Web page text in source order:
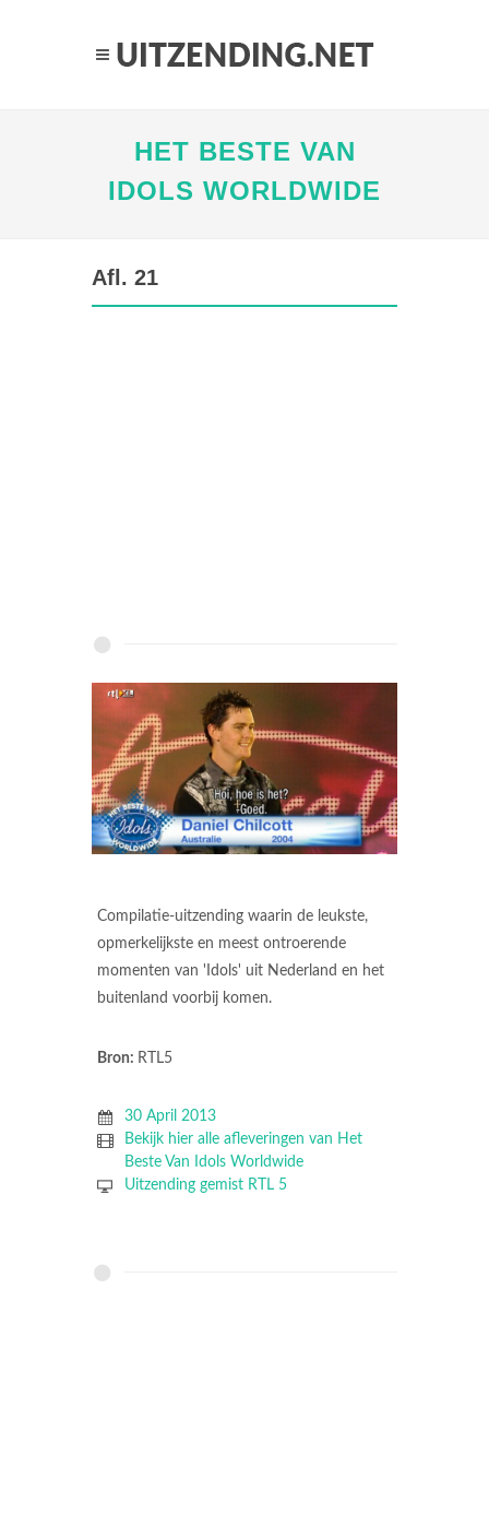
HET BESTE VAN
IDOLS WORLDWIDE
Afl. 21
Compilatie-uitzending waarin de leukste,
opmerkelijkste en meest ontroerende
momenten van 'Idols' uit Nederland en het
buitenland voorbij komen.
Bron: RTL5
30 April 2013
Bekijk hier alle afleveringen van Het
Beste Van Idols Worldwide
Uitzending gemist RTL 5